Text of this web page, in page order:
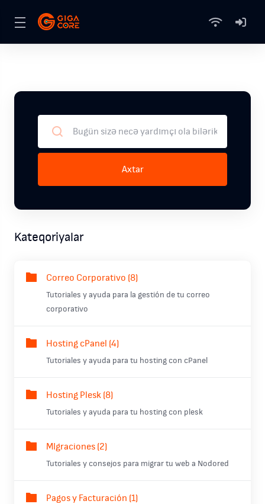
Axtar
Kateqoriyalar
Correo Corporativo (8)
Tutoriales y ayuda para la gestión de tu correo
corporativo
Hosting cPanel (4)
Tutoriales y ayuda para tu hosting con cPanel
Hosting Plesk (8)
Tutoriales y ayuda para tu hosting con plesk
MIgraciones (2)
Tutoriales y consejos para migrar tu web a Nodored
Pagos y Facturación (1)